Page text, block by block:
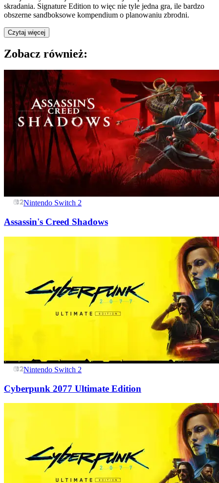
skradania. Signature Edition to więc nie tyle jedna gra, ile bardzo
obszerne sandboksowe kompendium o planowaniu zbrodni.
Czytaj więcej
Zobacz również:
Nintendo Switch 2
Assassin's Creed Shadows
Nintendo Switch 2
Cyberpunk 2077 Ultimate Edition